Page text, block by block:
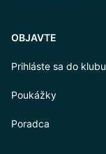
OBJAVTE
Prihláste sa do klubu
Poukážky
Poradca